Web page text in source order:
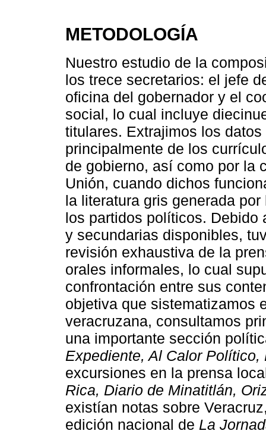
METODOLOGÍA
Nuestro estudio de la
los trece secretarios: el jefe
oficina del gobernador y el
social, lo cual incluye
titulares. Extrajimos los
principalmente de los
de gobierno, así como por la
Unión, cuando dichos
la literatura gris generada
los partidos políticos. Debido
y secundarias disponibles,
revisión exhaustiva de la
orales informales, lo cual
confrontación entre sus
objetiva que sistematizamos
veracruzana, consultamos
una importante sección
Expediente, Al Calor Político,
excursiones en la prensa
Rica, Diario de Minatitlán,
existían notas sobre
edición nacional de La